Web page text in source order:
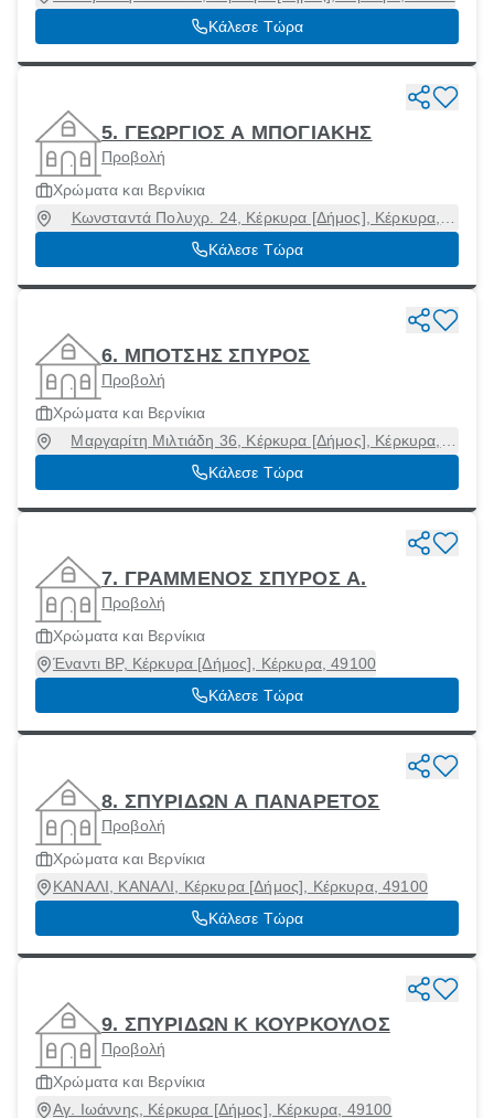
Κάλεσε Τώρα
5. ΓΕΩΡΓΙΟΣ Α ΜΠΟΓΙΑΚΗΣ
Προβολή
Χρώματα και Βερνίκια
Κωνσταντά Πολυχρ. 24, Κέρκυρα [Δήμος], Κέρκυρα,
49100
Κάλεσε Τώρα
6. ΜΠΟΤΣΗΣ ΣΠΥΡΟΣ
Προβολή
Χρώματα και Βερνίκια
Μαργαρίτη Μιλτιάδη 36, Κέρκυρα [Δήμος], Κέρκυρα,
49100
Κάλεσε Τώρα
7. ΓΡΑΜΜΕΝΟΣ ΣΠΥΡΟΣ Α.
Προβολή
Χρώματα και Βερνίκια
Έναντι BP, Κέρκυρα [Δήμος], Κέρκυρα, 49100
Κάλεσε Τώρα
8. ΣΠΥΡΙΔΩΝ Α ΠΑΝΑΡΕΤΟΣ
Προβολή
Χρώματα και Βερνίκια
ΚΑΝΑΛΙ, ΚΑΝΑΛΙ, Κέρκυρα [Δήμος], Κέρκυρα, 49100
Κάλεσε Τώρα
9. ΣΠΥΡΙΔΩΝ Κ ΚΟΥΡΚΟΥΛΟΣ
Προβολή
Χρώματα και Βερνίκια
Αγ. Ιωάννης, Κέρκυρα [Δήμος], Κέρκυρα, 49100